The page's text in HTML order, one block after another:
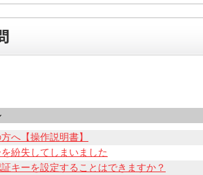
へ【操作説明書】
紛失してしまいました
キーを設定することはできますか？